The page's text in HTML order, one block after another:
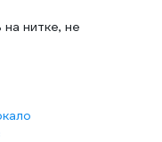
нитке, не